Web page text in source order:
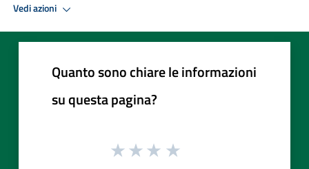
Vedi azioni
Quanto sono chiare le informazioni
su questa pagina?